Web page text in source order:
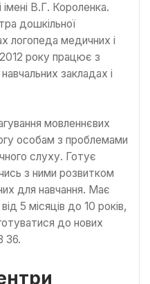
імені В.Г. Короленка.
дошкільної
логопеда медичних і
2012 року працює з
закладах і
мовленнєвих
особам з проблемами
слуху. Готує
з ними розвитком
для навчання. Має
5 місяців до 10 років,
до нових
36.